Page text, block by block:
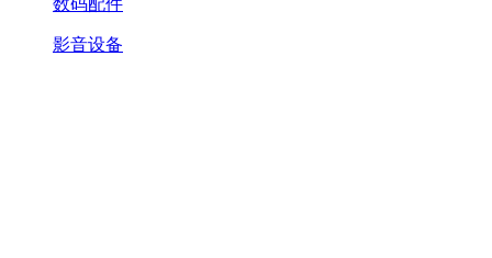
影音设备